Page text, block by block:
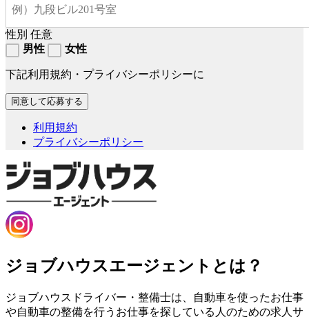
性別 任意
男性
女性
下記利用規約・プライバシーポリシーに
利用規約
プライバシーポリシー
ジョブハウスエージェントとは？
ジョブハウスドライバー・整備士は、自動車を使ったお仕事
や自動車の整備を行うお仕事を探している人のための求人サ